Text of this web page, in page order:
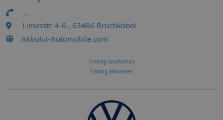
...
Limesstr. 4-6 , 63486 Bruchköbel
Akbulut-Automobile.com
Eintrag bearbeiten
Eintrag aktivieren